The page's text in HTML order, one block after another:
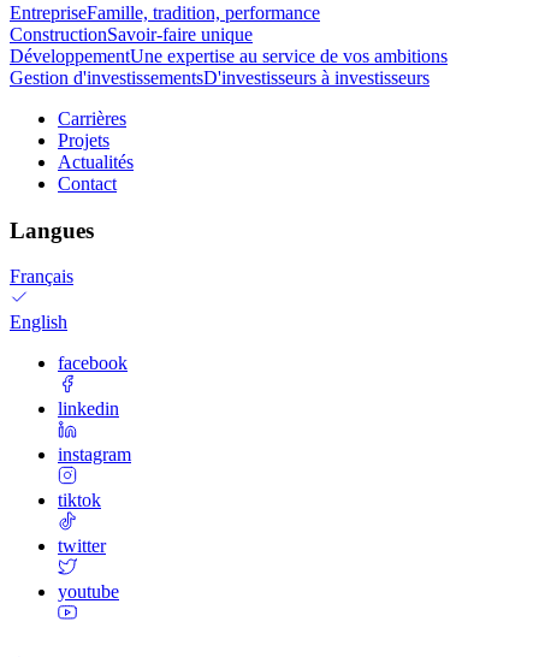
EntrepriseFamille, tradition, performance
ConstructionSavoir-faire unique
DéveloppementUne expertise au service de vos ambitions
Gestion d'investissementsD'investisseurs à investisseurs
Carrières
Projets
Actualités
Contact
Langues
Français
English
facebook
linkedin
instagram
tiktok
twitter
youtube